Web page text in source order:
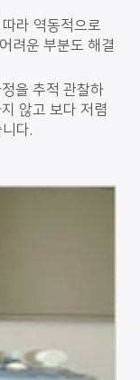
라 역동적으로
려운 부분도 해결
을 추적 관찰하
않고 보다 저렴
다.